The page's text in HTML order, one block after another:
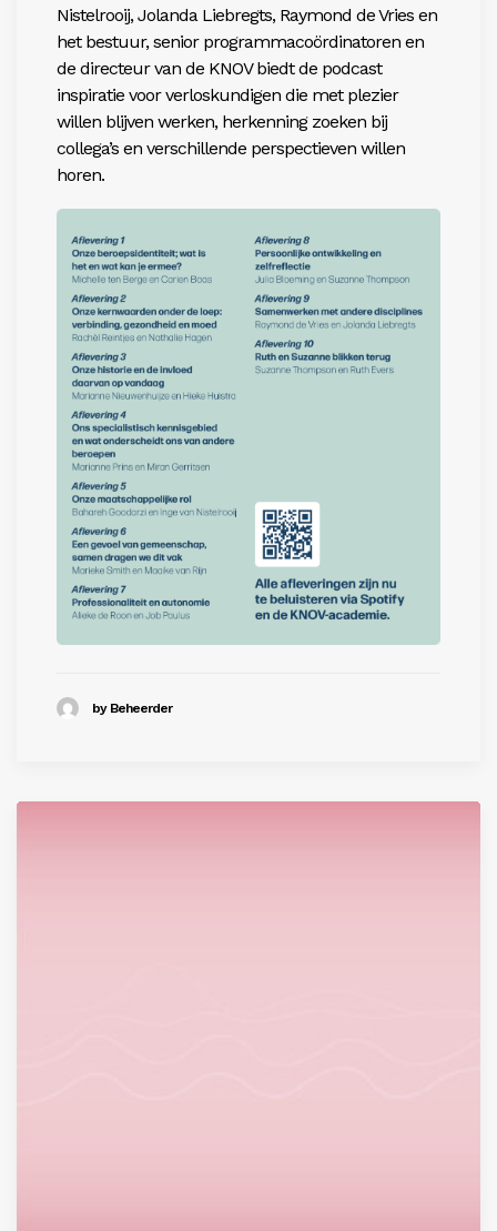
Nistelrooij, Jolanda Liebregts, Raymond de Vries en
het bestuur, senior programmacoördinatoren en
de directeur van de KNOV biedt de podcast
inspiratie voor verloskundigen die met plezier
willen blijven werken, herkenning zoeken bij
collega’s en verschillende perspectieven willen
horen.
by Beheerder